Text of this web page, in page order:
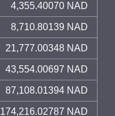
4,355.40070 NAD
8,710.80139 NAD
21,777.00348 NAD
43,554.00697 NAD
87,108.01394 NAD
174,216.02787 NAD